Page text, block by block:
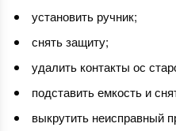
установить ручник;
снять защиту;
удалить контакты ос
подставить емкость и
выкрутить неисправный